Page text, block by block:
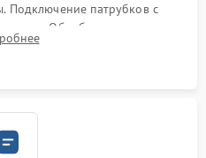
Подключение патрубков с
Обработка стыков
возможных протечек воды.